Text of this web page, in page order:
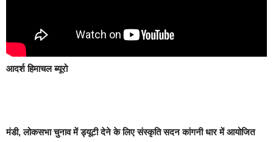
आदर्श हिमाचल ब्यूरो
मंडी,लोकसभा चुनाव में ड्यूटी देने के लिए संस्कृति सदन कांगनी धार में आयोजित